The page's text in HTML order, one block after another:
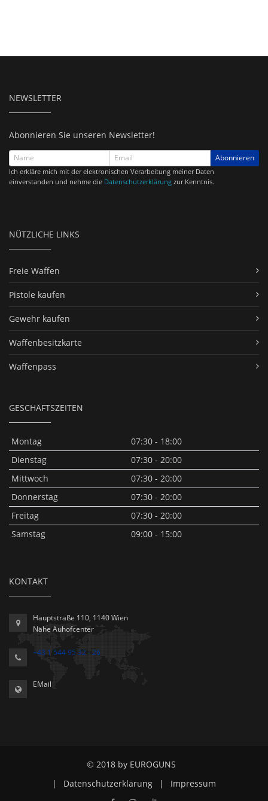
NEWSLETTER
Abonnieren Sie unseren Newsletter!
Abonnieren
Ich erkläre mich mit der elektronischen Verarbeitung meiner Daten
einverstanden und nehme die Datenschutzerklärung zur Kenntnis.
NÜTZLICHE LINKS
Freie Waffen
Pistole kaufen
Gewehr kaufen
Waffenbesitzkarte
Waffenpass
GESCHÄFTSZEITEN
Montag
07:30 - 18:00
Dienstag
07:30 - 20:00
Mittwoch
07:30 - 20:00
Donnerstag
07:30 - 20:00
Freitag
07:30 - 20:00
Samstag
09:00 - 15:00
KONTAKT
Hauptstraße 110, 1140 Wien
Nähe Auhofcenter
+43 1 544 95 32 - 26
EMail
© 2018 by EUROGUNS
|
Datenschutzerklärung | Impressum